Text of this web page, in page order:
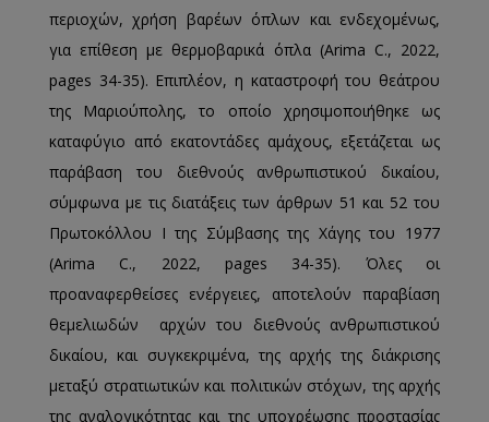
περιοχών, χρήση βαρέων όπλων και ενδεχομένως,
για επίθεση με θερμοβαρικά όπλα (Arima C., 2022,
pages 34-35). Επιπλέον, η καταστροφή του θεάτρου
της Μαριούπολης, το οποίο χρησιμοποιήθηκε ως
καταφύγιο από εκατοντάδες αμάχους, εξετάζεται ως
παράβαση του διεθνούς ανθρωπιστικού δικαίου,
σύμφωνα με τις διατάξεις των άρθρων 51 και 52 του
Πρωτοκόλλου Ι της Σύμβασης της Χάγης του 1977
(Arima C., 2022, pages 34-35). Όλες οι
προαναφερθείσες ενέργειες, αποτελούν παραβίαση
θεμελιωδών αρχών του διεθνούς ανθρωπιστικού
δικαίου, και συγκεκριμένα, της αρχής της διάκρισης
μεταξύ στρατιωτικών και πολιτικών στόχων, της αρχής
της αναλογικότητας και της υποχρέωσης προστασίας